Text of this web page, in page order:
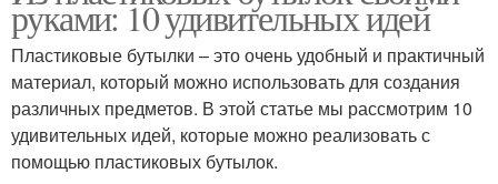
руками: 10 удивительных идей
Пластиковые бутылки – это очень удобный и практичный
материал, который можно использовать для создания
различных предметов. В этой статье мы рассмотрим 10
удивительных идей, которые можно реализовать с
помощью пластиковых бутылок.